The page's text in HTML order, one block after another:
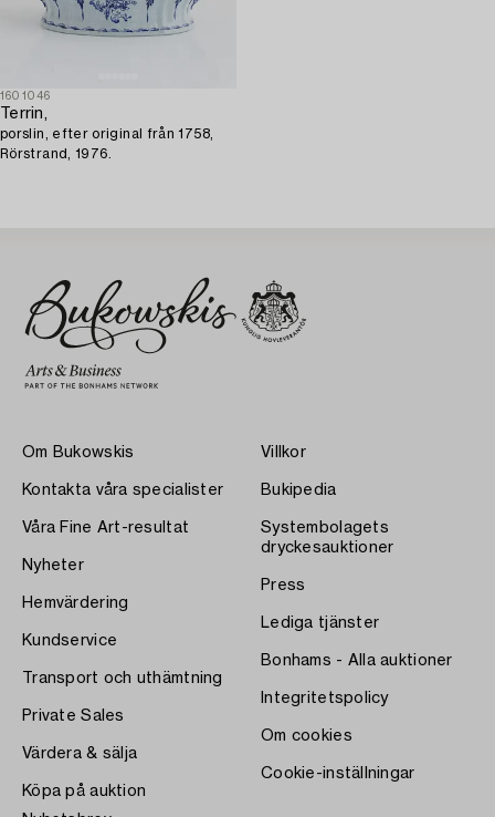
1601046
Terrin,
porslin, efter original från 1758,
Rörstrand, 1976.
Om Bukowskis
Kontakta våra specialister
Våra Fine Art-resultat
Nyheter
Hemvärdering
Kundservice
Transport och uthämtning
Private Sales
Värdera & sälja
Köpa på auktion
Villkor
Bukipedia
Systembolagets
dryckesauktioner
Press
Lediga tjänster
Bonhams - Alla auktioner
Integritetspolicy
Om cookies
Cookie-inställningar